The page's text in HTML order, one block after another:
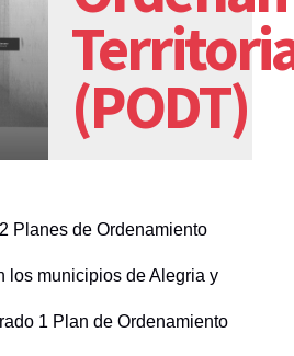
(PODT)
Planes de Ordenamiento
los municipios de Alegria y
1 Plan de Ordenamiento